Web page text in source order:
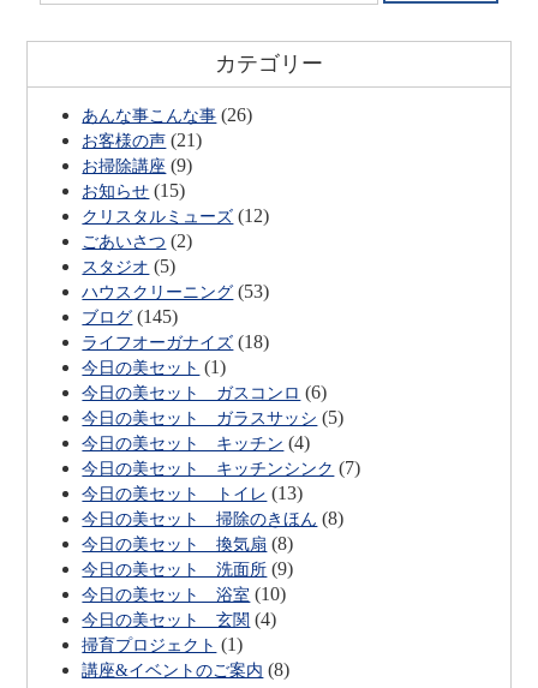
カテゴリー
あんな事こんな事 (26)
お客様の声 (21)
お掃除講座 (9)
お知らせ (15)
クリスタルミューズ (12)
ごあいさつ (2)
スタジオ (5)
ハウスクリーニング (53)
ブログ (145)
ライフオーガナイズ (18)
今日の美セット (1)
今日の美セット ガスコンロ (6)
今日の美セット ガラスサッシ (5)
今日の美セット キッチン (4)
今日の美セット キッチンシンク (7)
今日の美セット トイレ (13)
今日の美セット 掃除のきほん (8)
今日の美セット 換気扇 (8)
今日の美セット 洗面所 (9)
今日の美セット 浴室 (10)
今日の美セット 玄関 (4)
掃育プロジェクト (1)
講座&イベントのご案内 (8)